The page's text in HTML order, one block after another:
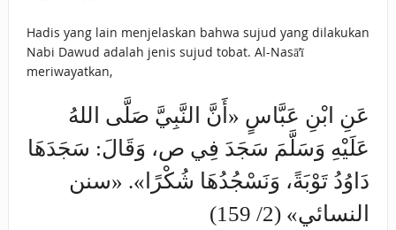
Hadis yang lain menjelaskan bahwa sujud yang dilakukan
Nabi Dawud adalah jenis sujud tobat. Al-Nasā’ī
meriwayatkan,
عَنِ ‌ابْنِ عَبَّاسٍ «أَنَّ النَّبِيَّ صَلَّى اللهُ
عَلَيْهِ وَسَلَّمَ سَجَدَ فِي ص، وَقَالَ: ‌سَجَدَهَا
‌دَاوُدُ تَوْبَةً، وَنَسْجُدُهَا شُكْرًا». «سنن
النسائي» (2/ 159)